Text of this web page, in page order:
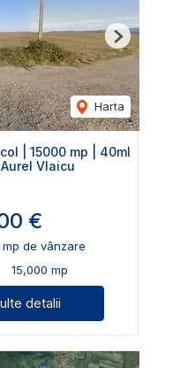
Harta
Next
| 15000 mp | 40ml
Vlaicu
€
de vânzare
15,000 mp
detalii